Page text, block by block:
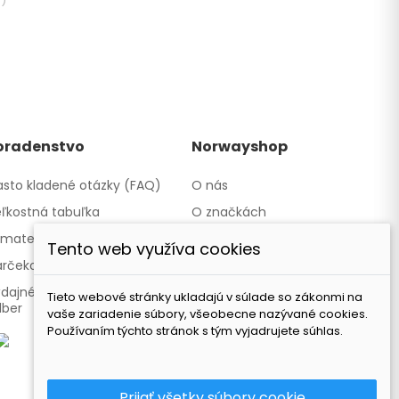
kladené otázky (FAQ)
tabuľka
poukazy
miesto - Osobný
Norwayshop
O nás
O značkách
Kontakty a obchody
Naša značka TATLAND
Tento web využíva cookies
Tieto webové stránky ukladajú v súlade so zákonmi na
vaše zariadenie súbory, všeobecne nazývané cookies.
Používaním týchto stránok s tým vyjadrujete súhlas.